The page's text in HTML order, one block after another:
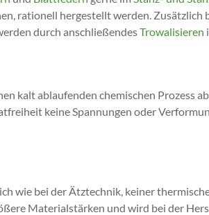
rationell hergestellt werden.
durch anschließendesTrowalisieren
kalt ablaufenden chemischen Prozess
keine Spannungen oder
wie bei der Ätztechnik, keiner
Materialstärken und wird bei der